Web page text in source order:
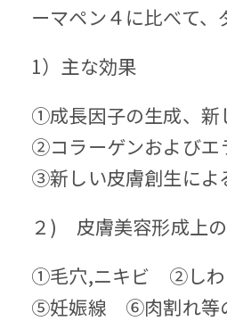
ーマペン４に比べて
1）主な効果
①成長因子の生成、新
②コラーゲンおよびエ
③新しい皮膚創生によ
２) 皮膚美容形成上
①毛穴,ニキビ ②し
⑤妊娠線 ⑥肉割れ